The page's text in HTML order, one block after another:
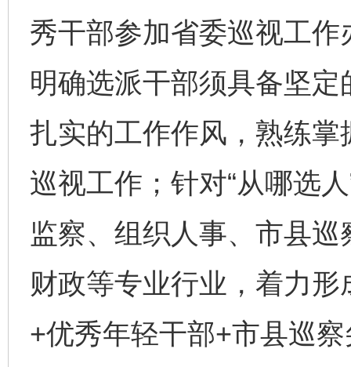
秀干部参加省委巡视工作
明确选派干部须具备坚
扎实的工作作风，熟练
巡视工作；针对“从哪选
监察、组织人事、市县
财政等专业行业，着力
+优秀年轻干部+市县巡